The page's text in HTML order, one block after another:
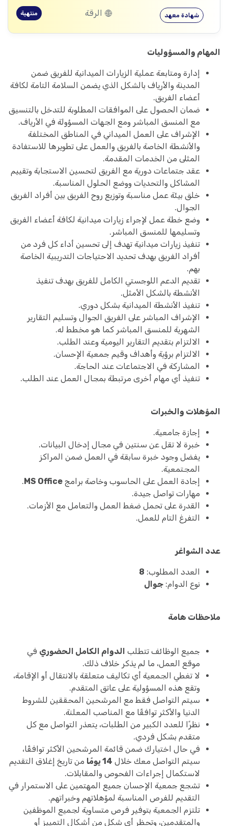
شهادة معهد الرقة منتهية
المهام والمسؤوليات
إدارة ومتابعة عملية الزيارات الميدانية للفريق ضمن
المدينة والأرياف بالشكل الذي يضمن السلامة التامة لكافة
أعضاء الفريق.
ضمان الحصول على الموافقات المطلوبة للتدخل بالتنسيق
مع المنسق المباشر ومع الجهات المسؤولة في الأرياف.
الإشراف على العمل الميداني في المناطق المختلفة
والأنشطة الخاصة بالفريق والعمل على تطويرها للاستفادة
المثلى من الخدمات المقدمة.
عقد جتماعات دورية مع الفريق لتحسين الاستجابة وتقييم
المشاكل والتحديات ووضع الحلول المناسبة.
خلق بيئة عمل مناسبة وتوزيع روح الفريق بين أفراد الفريق
الجوال.
وضع خطة عمل لإجراء زيارات ميدانية لكافة أعضاء الفريق
وتسليمها للمنسق المباشر.
تنفيذ زيارات ميدانية تهدف إلى تحسين أداء كل فرد من
أفراد الفريق بهدف تحديد الاحتياجات التدريبية الخاصة
بهم.
تقديم الدعم اللوجستي الكامل للفريق بهدف تنفيذ
الأنشطة بالشكل الأمثل.
تنفيذ الأنشطة الميدانية بشكل دوري.
الإشراف المباشر على الفريق الجوال وتسليم التقارير
الشهرية للمنسق المباشر كما هو مخطط له.
الالتزام بتقديم التقارير اليومية وعند الطلب.
الالتزام برؤية وأهداف وقيم جمعية الإحسان.
المشاركة في الاجتماعات عند الحاجة.
تنفيذ أي مهام أخرى مرتبطة بمجال العمل عند الطلب.
المؤهلات والخبرات
إجازة جامعية.
خبرة لا تقل عن سنتين في مجال إدخال البيانات.
يفضل وجود خبرة سابقة في العمل ضمن المراكز
المجتمعية.
إجادة العمل على الحاسوب وخاصة برامج MS Office
.
مهارات تواصل جيدة.
القدرة على تحمل ضغط العمل والتعامل مع الأزمات.
التفرغ التام للعمل.
عدد الشواغر
العدد المطلوب: 8
نوع الدوام: جوال
ملاحظات هامة
جميع الوظائف تتطلب الدوام الكامل الحضوري في
موقع العمل، ما لم يذكر خلاف ذلك.
لا تغطي الجمعية أي تكاليف متعلقة بالانتقال أو الإقامة،
وتقع هذه المسؤولية على عاتق المتقدم.
سيتم التواصل فقط مع المرشحين المحققين للشروط
الدنيا والأكثر توافقًا مع المناصب المعلنة.
نظرًا للعدد الكبير من الطلبات، يتعذر التواصل مع كل
متقدم بشكل فردي.
في حال اختيارك ضمن قائمة المرشحين الأكثر توافقًا،
سيتم التواصل معك خلال 14 يومًا
من تاريخ إغلاق التقديم
لاستكمال إجراءات الفحوص والمقابلات.
تشجع جمعية الإحسان جميع المهتمين على الاستمرار في
التقديم للفرص المناسبة لمؤهلاتهم وخبراتهم.
تلتزم الجمعية بتوفير فرص متساوية لجميع الموظفين
والمتقدمين، وتحظر أي شكل من أشكال التمييز أو